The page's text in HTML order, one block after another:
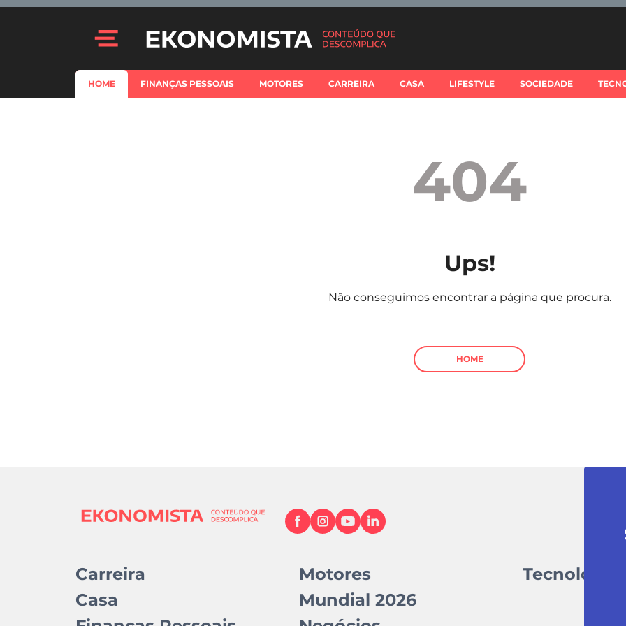
HOME FINANÇAS PESSOAIS MOTORES CARREIRA CASA LIFESTYLE SOCIEDADE
404
Ups!
Não conseguimos encontrar a página que procura.
HOME
Carreira
Casa
Motores
Mundial 2026
Tecnologia